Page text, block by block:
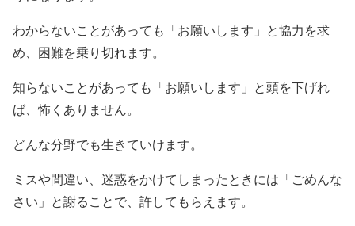
わからないことがあっても「お願いします」と協力を求
め、困難を乗り切れます。
知らないことがあっても「お願いします」と頭を下げれ
ば、怖くありません。
どんな分野でも生きていけます。
ミスや間違い、迷惑をかけてしまったときには「ごめんな
さい」と謝ることで、許してもらえます。